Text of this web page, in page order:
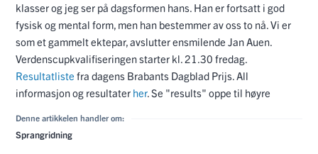
klasser og jeg ser på dagsformen hans. Han er fortsatt i god
fysisk og mental form, men han bestemmer av oss to nå. Vi er
som et gammelt ektepar, avslutter ensmilende Jan Auen.
Verdenscupkvalifiseringen starter kl. 21.30 fredag.
Resultatliste fra dagens Brabants Dagblad Prijs. All
informasjon og resultater her. Se "results" oppe til høyre
Denne artikkelen handler om:
Sprangridning